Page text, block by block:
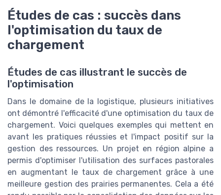
Études de cas : succès dans
l'optimisation du taux de
chargement
Études de cas illustrant le succès de
l'optimisation
Dans le domaine de la logistique, plusieurs initiatives
ont démontré l'efficacité d'une optimisation du taux de
chargement. Voici quelques exemples qui mettent en
avant les pratiques réussies et l'impact positif sur la
gestion des ressources. Un projet en région alpine a
permis d'optimiser l'utilisation des surfaces pastorales
en augmentant le taux de chargement grâce à une
meilleure gestion des prairies permanentes. Cela a été